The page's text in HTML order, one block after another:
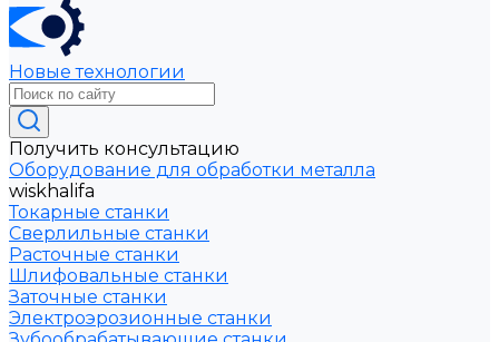
Новые технологии
Получить консультацию
Оборудование для обработки металла
wiskhalifa
Токарные станки
Сверлильные станки
Расточные станки
Шлифовальные станки
Заточные станки
Электроэрозионные станки